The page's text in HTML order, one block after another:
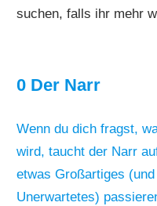
suchen, falls ihr mehr
0 Der Narr
Wenn du dich fragst,
wird, taucht der Narr
etwas Großartiges
Unerwartetes)